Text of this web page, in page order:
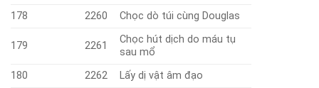
178
2260 Chọc dò túi cùng Douglas
179 2261
Chọc hút dịch do máu tụ
sau mổ
180
2262
Lấy dị vật âm đạo